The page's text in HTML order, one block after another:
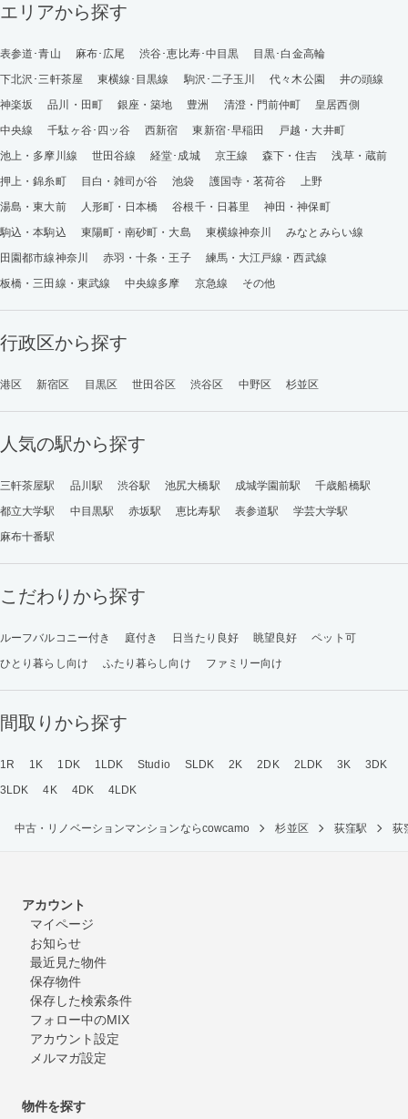
エリアから探す
表参道･青山 麻布･広尾 渋谷･恵比寿･中目黒
目黒･白金高輪
下北沢･三軒茶屋
東横線･目黒線 駒沢･二子玉川 代々木公園
井の頭線
神楽坂
品川・田町 銀座・築地 豊洲 清澄・門前仲町
皇居西側
中央線
千駄ヶ谷･四ッ谷 西新宿 東新宿･早稲田
戸越・大井町
池上・多摩川線
世田谷線 経堂･成城 京王線 森下・住吉
浅草・蔵前
押上・錦糸町
目白・雑司が谷 池袋 護国寺・茗荷谷
上野
湯島・東大前
人形町・日本橋 谷根千・日暮里
神田・神保町
駒込・本駒込
東陽町・南砂町・大島 東横線神奈川
みなとみらい線
田園都市線神奈川
赤羽・十条・王子
練馬・大江戸線・西武線
板橋・三田線・東武線
中央線多摩 京急線 その他
行政区から探す
港区 新宿区 目黒区 世田谷区 渋谷区 中野区 杉並区
人気の駅から探す
三軒茶屋駅 品川駅 渋谷駅 池尻大橋駅 成城学園前駅
千歳船橋駅
都立大学駅
中目黒駅 赤坂駅 恵比寿駅 表参道駅
学芸大学駅
麻布十番駅
こだわりから探す
ルーフバルコニー付き 庭付き 日当たり良好 眺望良好
ペット可
ひとり暮らし向け
ふたり暮らし向け ファミリー向け
間取りから探す
1R 1K 1DK 1LDK Studio SLDK 2K 2DK 2LDK 3K
3DK
3LDK
4K 4DK 4LDK
中古・リノベーションマンションならcowcamo 杉並区 荻窪駅 荻
アカウント
マイページ
お知らせ
最近見た物件
保存物件
保存した検索条件
フォロー中のMIX
アカウント設定
メルマガ設定
物件を探す